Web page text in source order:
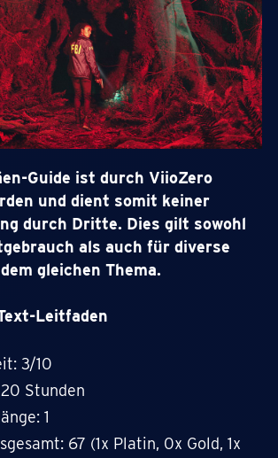
Guide ist durch ViioZero
und dient somit keiner
durch Dritte. Dies gilt sowohl
als auch für diverse
gleichen Thema.
Leitfaden
3/10
Stunden
1
67 (1x Platin, 0x Gold, 1x